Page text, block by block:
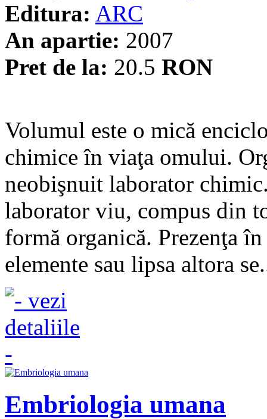
Editura: ARC
An apartie: 2007
Pret de la: 20.5 RON
Volumul este o mică
chimice în viaţa omului.
neobişnuit laborator
laborator viu, compus din
formă organică. Prezenţa
elemente sau lipsa altora
Embriologia umana